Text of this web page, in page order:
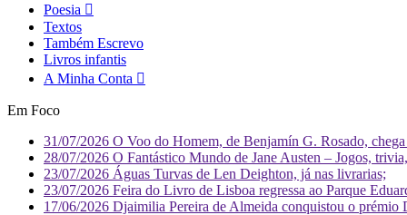
Poesia
Textos
Também Escrevo
Livros infantis
A Minha Conta
Em Foco
31/07/2026 O Voo do Homem, de Benjamín G. Rosado,
28/07/2026 O Fantástico Mundo de Jane Austen – Jogos,
23/07/2026 Águas Turvas de Len Deighton, já nas livrarias;
23/07/2026 Feira do Livro de Lisboa regressa ao Parque
17/06/2026 Djaimilia Pereira de Almeida conquistou o